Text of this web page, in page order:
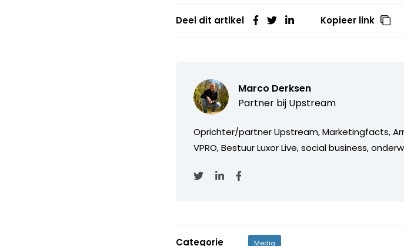
Deel dit artikel Kopieer link
Marco Derksen
Partner bij Upstream
Oprichter/partner Upstream, Marketingfacts,
VPRO, Bestuur Luxor Live, social business,
Categorie Media